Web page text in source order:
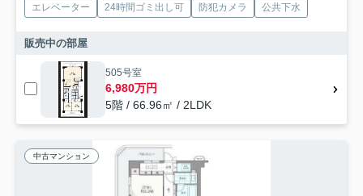
エレベーター 24時間ゴミ出し可 防犯カメラ 公共下水
販売中の部屋
505号室
6,980万円
5階 / 66.96㎡ / 2LDK
中古マンション